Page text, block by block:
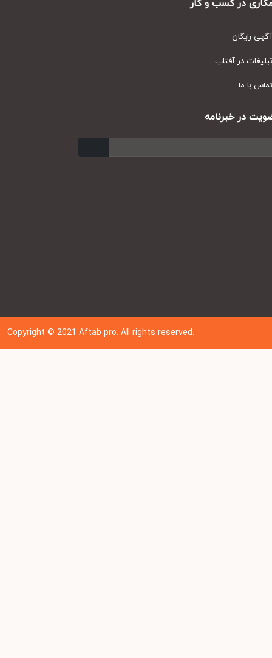
در کسب و کار
رایگان
در آفتاب
با ما
در خبرنامه
Copyright © 202 1Aftab pro. All rights reserved.